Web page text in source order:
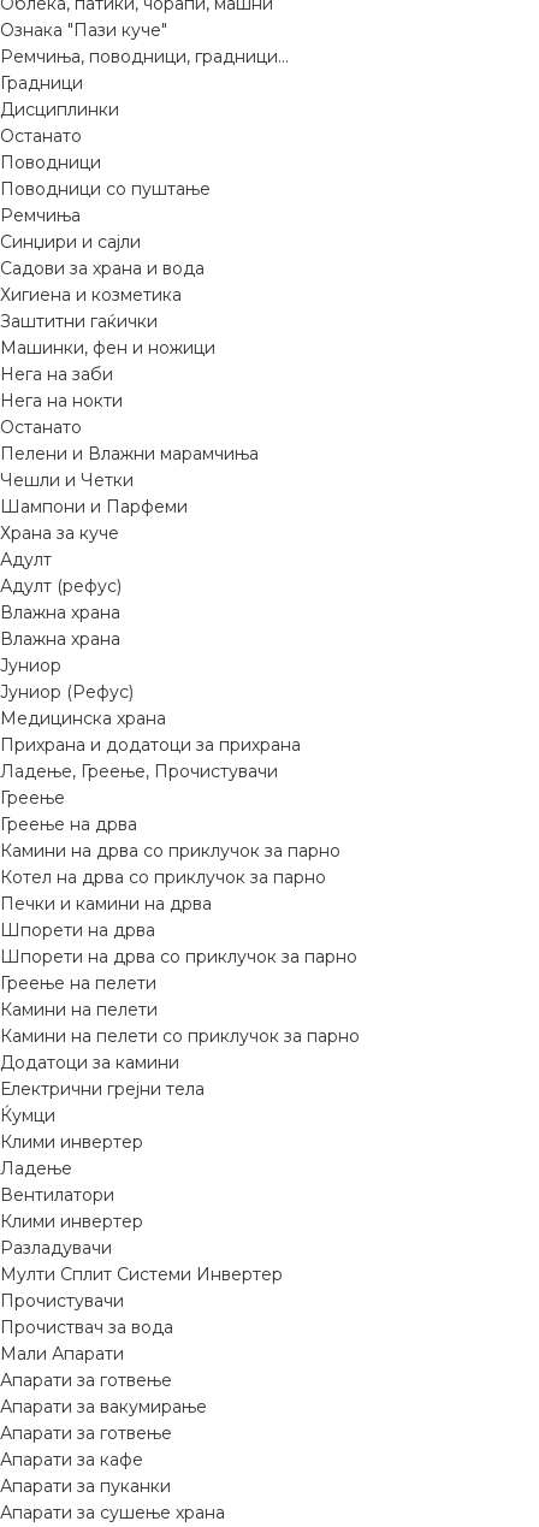
Ознака "Пази куче"
Ремчиња, поводници, градници...
Градници
Дисциплинки
Останато
Поводници
Поводници со пуштање
Ремчиња
Синџири и сајли
Садови за храна и вода
Хигиена и козметика
Заштитни гаќички
Машинки, фен и ножици
Нега на заби
Нега на нокти
Останато
Пелени и Влажни марамчиња
Чешли и Четки
Шампони и Парфеми
Храна за куче
Адулт
Адулт (рефус)
Влажна храна
Влажна храна
Јуниор
Јуниор (Рефус)
Медицинска храна
Прихрана и додатоци за прихрана
Ладење, Греење, Прочистувачи
Греење
Греење на дрва
Камини на дрва со приклучок за парно
Котел на дрва со приклучок за парно
Печки и камини на дрва
Шпорети на дрва
Шпорети на дрва со приклучок за парно
Греење на пелети
Камини на пелети
Камини на пелети со приклучок за парно
Додатоци за камини
Електрични грејни тела
Ќумци
Клими инвертер
Ладење
Вентилатори
Клими инвертер
Разладувачи
Мулти Сплит Системи Инвертер
Прочистувачи
Прочиствач за вода
Мали Апарати
Апарати за готвење
Апарати за вакумирање
Апарати за готвење
Апарати за кафе
Апарати за пуканки
Апарати за сушење храна